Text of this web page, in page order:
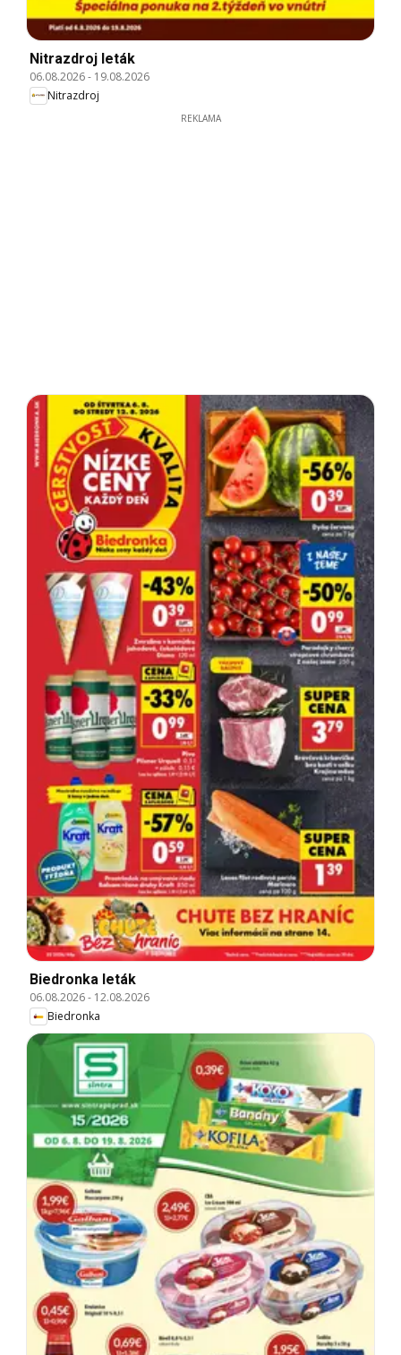
Nitrazdroj leták
06.08.2026- 19.08.2026
Nitrazdroj
REKLAMA
Biedronka leták
06.08.2026- 12.08.2026
Biedronka